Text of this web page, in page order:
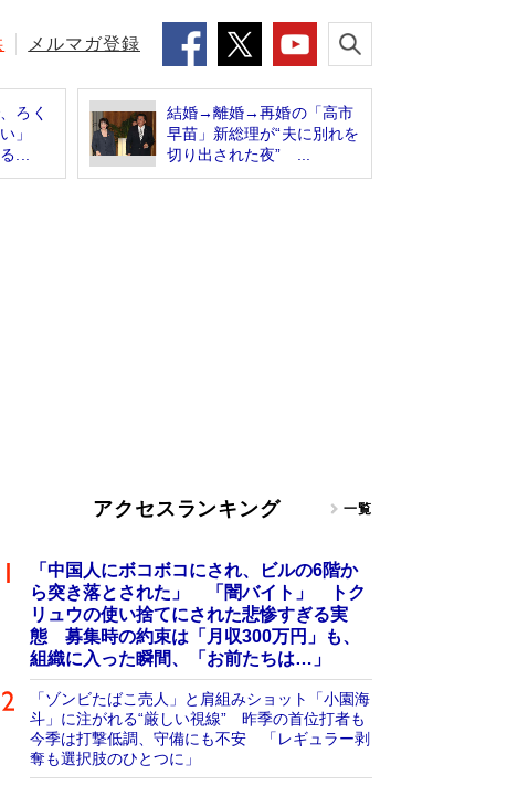
メルマガ登録
ろく
い」
...
結婚→離婚→再婚の「高市
早苗」新総理が“夫に別れを
切り出された夜” ...
アクセスランキング 一覧
「中国人にボコボコにされ、ビルの6階か
ら突き落とされた」 「闇バイト」 トク
リュウの使い捨てにされた悲惨すぎる実
態 募集時の約束は「月収300万円」も、
組織に入った瞬間、「お前たちは…」
「ゾンビたばこ売人」と肩組みショット「小園海
斗」に注がれる“厳しい視線” 昨季の首位打者も
今季は打撃低調、守備にも不安 「レギュラー剥
奪も選択肢のひとつに」